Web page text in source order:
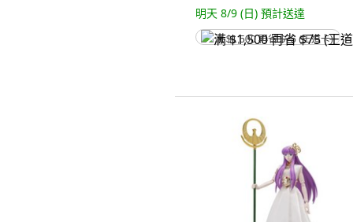
明天 8/9 (日) 預計送達
满 $1,500 再省 $75 (王道卡)